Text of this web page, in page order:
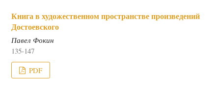
Книга в художественном пространстве произведений
Достоевского
Павел Фокин
135-147
PDF